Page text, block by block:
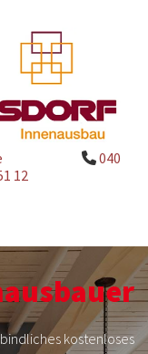
040
12
kostenloses